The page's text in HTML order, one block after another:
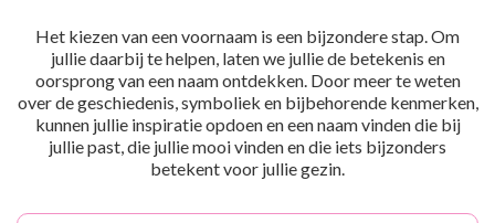
Het kiezen van een voornaam is een bijzondere stap. Om
jullie daarbij te helpen, laten we jullie de betekenis en
oorsprong van een naam ontdekken. Door meer te weten
over de geschiedenis, symboliek en bijbehorende kenmerken,
kunnen jullie inspiratie opdoen en een naam vinden die bij
jullie past, die jullie mooi vinden en die iets bijzonders
betekent voor jullie gezin.